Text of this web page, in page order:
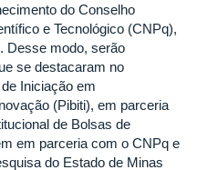
do Conselho
e Tecnológico (CNPq),
Desse modo, serão
se destacaram no
Iniciação em
(Pibiti), em parceria
de Bolsas de
em parceria com o CNPq e
do Estado de Minas